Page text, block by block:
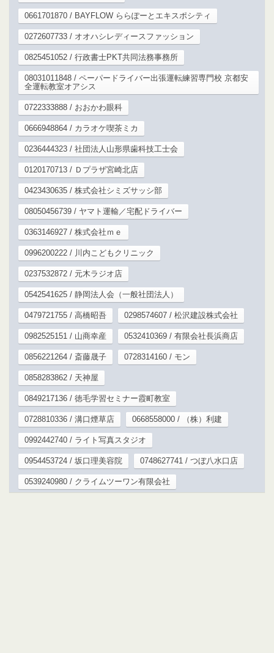
0661701870 / BAYFLOW ららぽーとエキスポシティ
0272607733 / オオハシレディースファッション
0825451052 / 行政書士PKT共同法務事務所
08031011848 / ペーパードライバー出張運転練習専門校 京都安
全運転教室オアシス
0722333888 / おおかわ眼科
0666948864 / カラオケ喫茶ミカ
0236444323 / 社団法人山形県歯科技工士会
0120170713 / Ｄプラザ宮崎北店
0423430635 / 株式会社シミズサッシ部
08050456739 / ヤマト運輸／宅配ドライバー
0363146927 / 株式会社ｍｅ
0996200222 / 川内こどもクリニック
0237532872 / 元木ラジオ店
0542541625 / 静岡法人会（一般社団法人）
0479721755 / 高橋昭吾 0298574607 / 松沢建設株式会社
0982525151 / 山商幸産 0532410369 / 有限会社長浜商店
0856221264 / 斎藤晟子 0728314160 / モン
0858283862 / 天神屋
0849217136 / 徳毛学習セミナー霞町教室
0728810336 / 溝口煙草店 0668558000 / （株）利建
0992442740 / ライト写真スタジオ
0954453724 / 坂口理美容院 0748627741 / つぼ八水口店
0539240980 / クライムツーワン有限会社